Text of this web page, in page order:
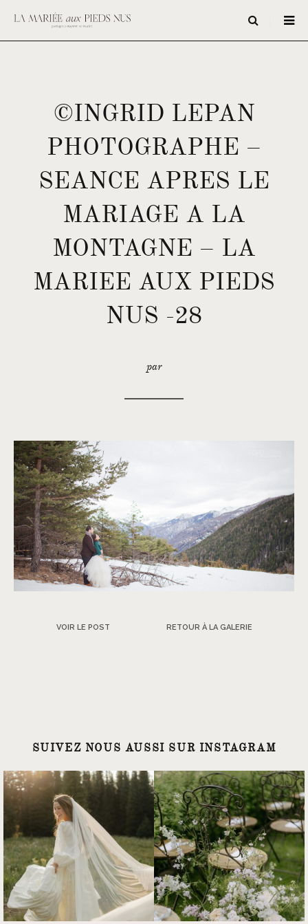
©INGRID LEPAN
PHOTOGRAPHE –
SEANCE APRES LE
MARIAGE A LA
MONTAGNE – LA
MARIEE AUX PIEDS
NUS -28
par
VOIR LE POST RETOUR À LA GALERIE
SUIVEZ NOUS AUSSI SUR INSTAGRAM